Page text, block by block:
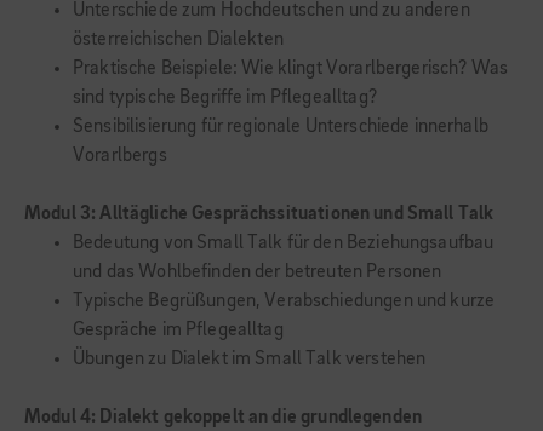
Unterschiede zum Hochdeutschen und zu anderen
österreichischen Dialekten
Praktische Beispiele: Wie klingt Vorarlbergerisch? Was
sind typische Begriffe im Pflegealltag?
Sensibilisierung für regionale Unterschiede innerhalb
Vorarlbergs
Modul 3: Alltägliche Gesprächssituationen und Small Talk
Bedeutung von Small Talk für den Beziehungsaufbau
und das Wohlbefinden der betreuten Personen
Typische Begrüßungen, Verabschiedungen und kurze
Gespräche im Pflegealltag
Übungen zu Dialekt im Small Talk verstehen
Modul 4: Dialekt gekoppelt an die grundlegenden